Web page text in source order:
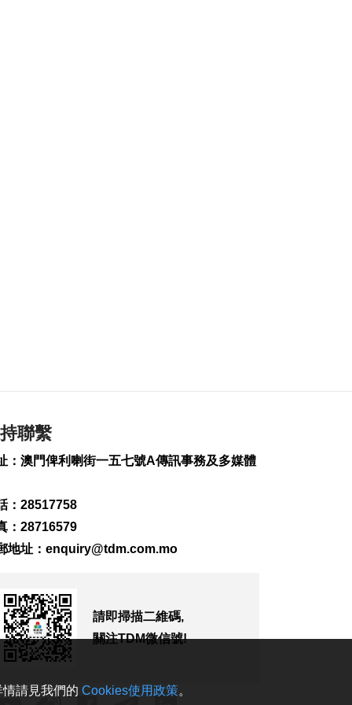
多網球賽16強
押
土耳其稱共同防務協
議與北約條款不衝突
聯繫
：澳門俾利喇街一五七號A傳訊事務及多媒體
：28517758
：28716579
地址： enquiry@tdm.com.mo
請即掃描二維碼,
關注TDM微信號!
請見我們的 Cookies使用政策。